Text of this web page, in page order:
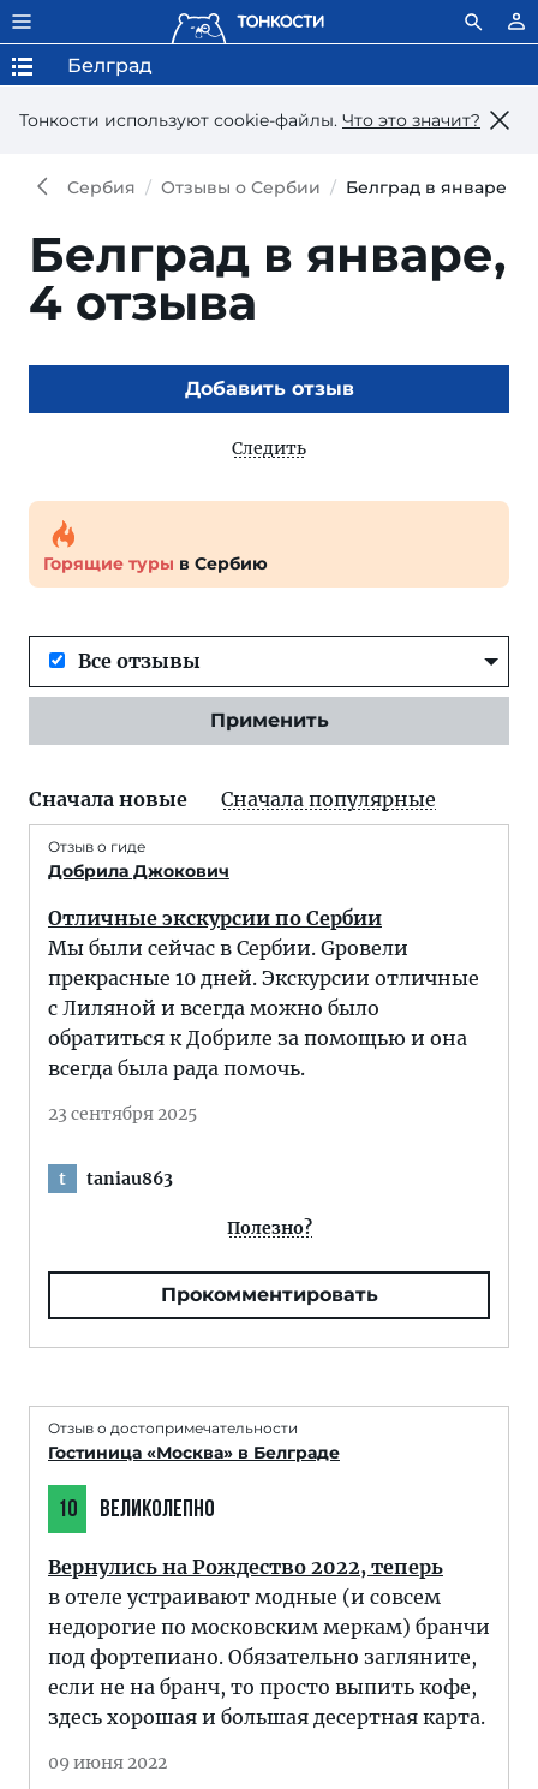
Тонкости используют сookie-файлы. Что это значит?
Белград
Сербия Отзывы о Сербии Белград в январе
Белград в январе,
4 отзыва
Добавить отзыв
Следить
Горящие туры в Сербию
Все отзывы
Применить
Сначала новые Сначала популярные
Отзыв о гиде
Добрила Джокович
Отличные экскурсии по Cербии
Мы были сейчас в Сербии. Gровели
прекрасные 10 дней. Экскурсии отличные
с Лиляной и всегда можно было
обратиться к Добриле за помощью и она
всегда была рада помочь.
23 сентября 2025
t taniau863
Полезно?
Прокомментировать
Отзыв о достопримечательности
Гостиница «Москва» в Белграде
10 ВЕЛИКОЛЕПНО
Вернулись на Рождество 2022, теперь
в отеле устраивают модные (и совсем
недорогие по московским меркам) бранчи
под фортепиано. Обязательно загляните,
если не на бранч, то просто выпить кофе,
здесь хорошая и большая десертная карта.
09 июня 2022